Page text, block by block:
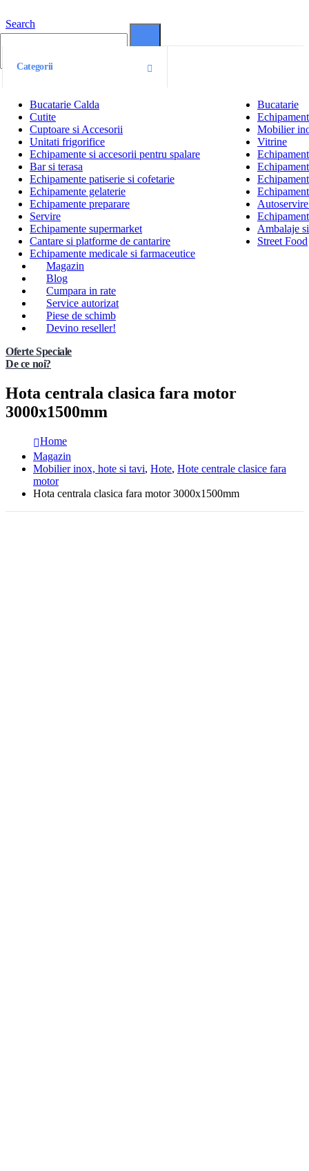
Search
Categorii
Bucatarie Calda
Bucatarie
Cutite
Cuptoare si Accesorii
Mobilier
Unitati frigorifice
Vitrine
Echipamente si accesorii pentru spalare
Bar si terasa
Echipamente patiserie si cofetarie
Echipamente gelaterie
Echipamente preparare
Servire
Echipamente supermarket
Ambalaje
Cantare si platforme de cantarire
Street Food
Echipamente medicale si farmaceutice
Magazin
Blog
Cumpara in rate
Service autorizat
Piese de schimb
Devino reseller!
Oferte Speciale
De ce noi?
Hota centrala clasica fara motor
3000x1500mm
Home
Magazin
Mobilier inox, hote si tavi, Hote, Hote centrale clasice fara
motor
Hota centrala clasica fara motor 3000x1500mm